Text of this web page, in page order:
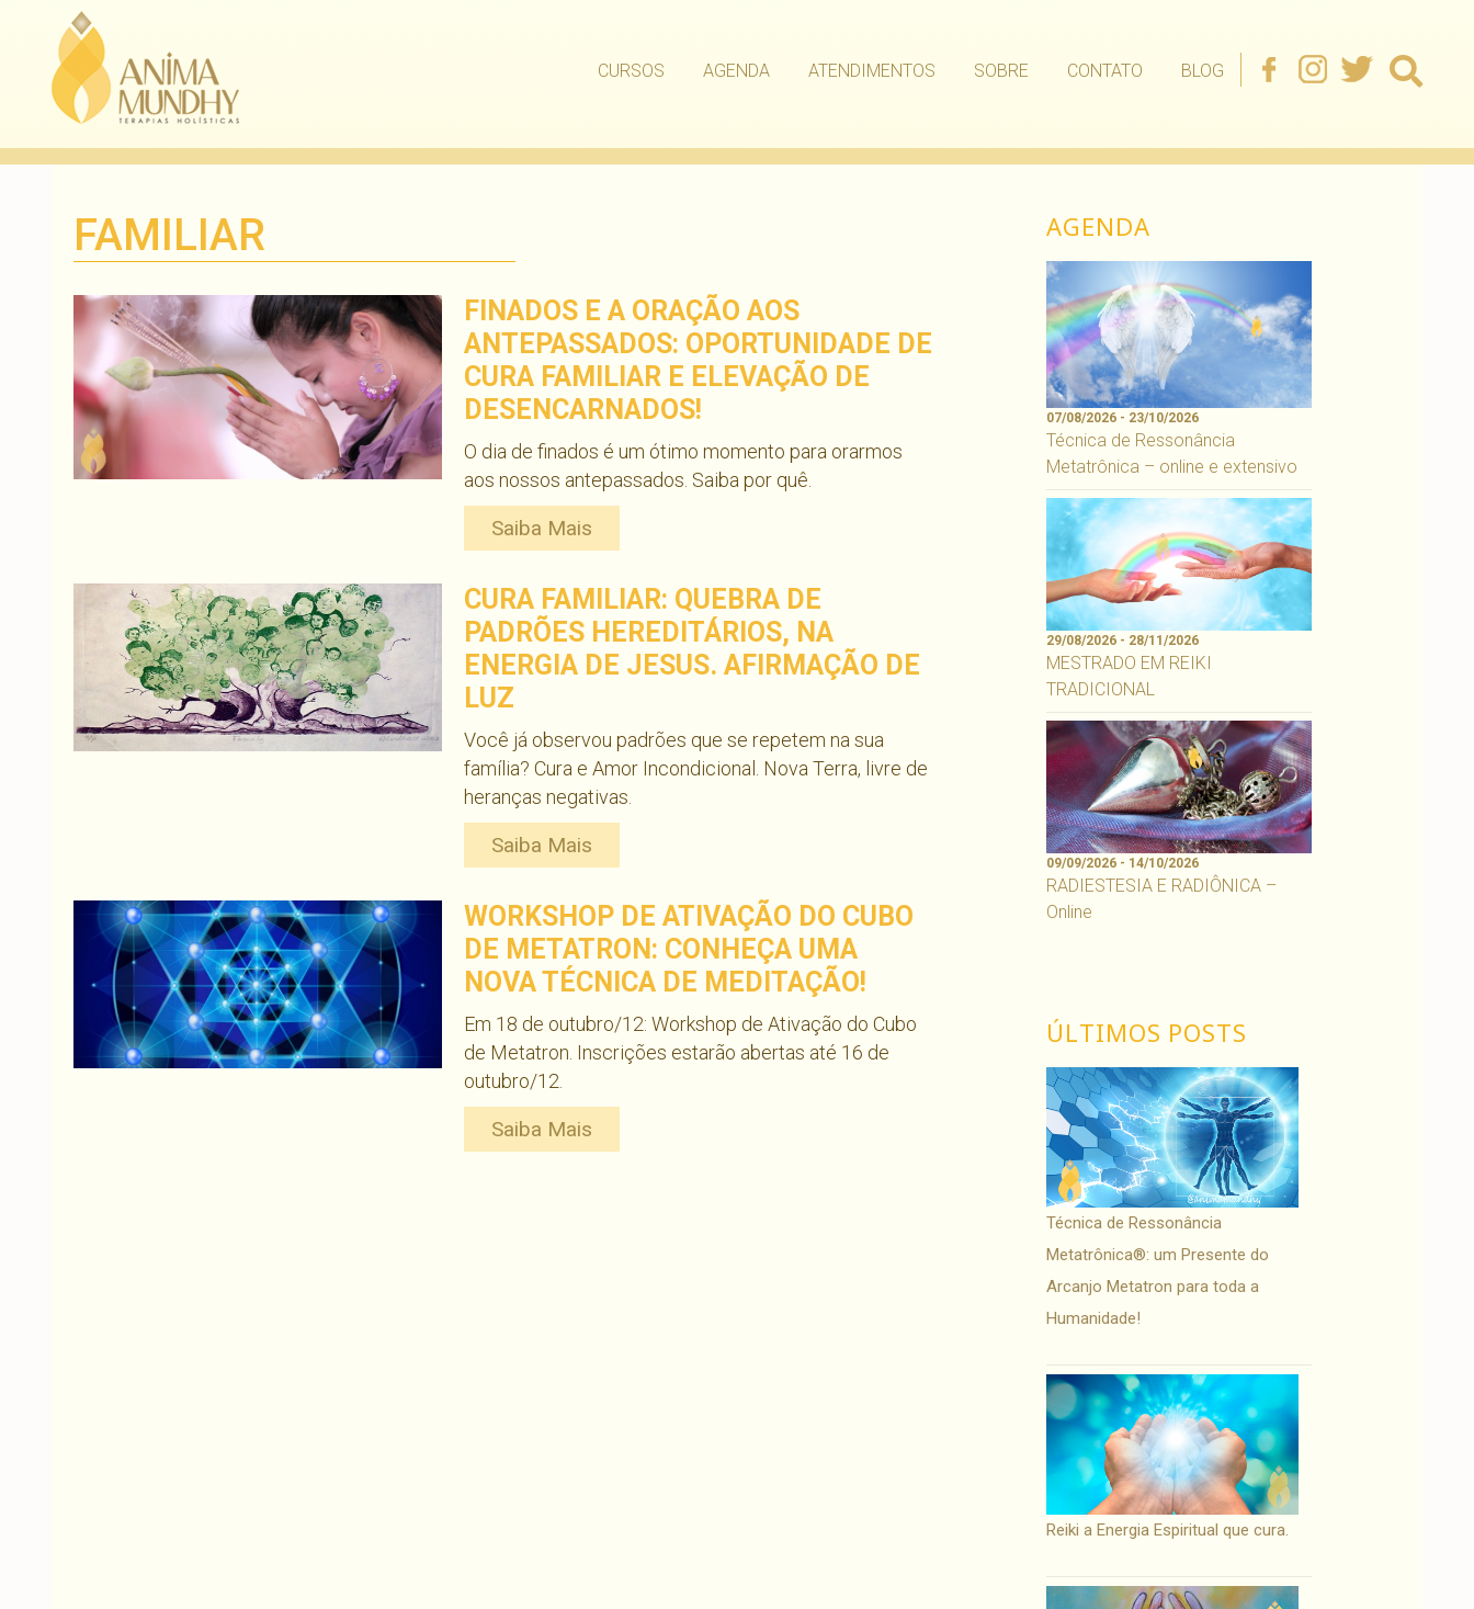
CURSOS AGENDA ATENDIMENTOS SOBRE CONTATO BLOG
FAMILIAR
FINADOS E A ORAÇÃO AOS
ANTEPASSADOS: OPORTUNIDADE DE
CURA FAMILIAR E ELEVAÇÃO DE
DESENCARNADOS!
O dia de finados é um ótimo momento para orarmos
aos nossos antepassados. Saiba por quê.
Saiba Mais
CURA FAMILIAR: QUEBRA DE
PADRÕES HEREDITÁRIOS, NA
ENERGIA DE JESUS. AFIRMAÇÃO DE
LUZ
Você já observou padrões que se repetem na sua
família? Cura e Amor Incondicional. Nova Terra, livre de
heranças negativas.
Saiba Mais
WORKSHOP DE ATIVAÇÃO DO CUBO
DE METATRON: CONHEÇA UMA
NOVA TÉCNICA DE MEDITAÇÃO!
Em 18 de outubro/12: Workshop de Ativação do Cubo
de Metatron. Inscrições estarão abertas até 16 de
outubro/12.
Saiba Mais
AGENDA
07/08/2026 - 23/10/2026
Técnica de Ressonância
Metatrônica – online e extensivo
29/08/2026 - 28/11/2026
MESTRADO EM REIKI
TRADICIONAL
09/09/2026 - 14/10/2026
RADIESTESIA E RADIÔNICA –
Online
ÚLTIMOS POSTS
Técnica de Ressonância
Metatrônica®: um Presente do
Arcanjo Metatron para toda a
Humanidade!
Reiki a Energia Espiritual que cura.